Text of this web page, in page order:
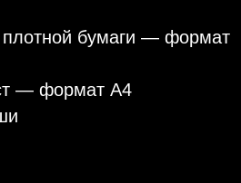
плотной бумаги — формат
— формат А4